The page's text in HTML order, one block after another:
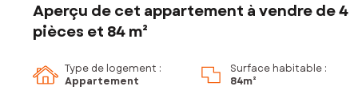
Aperçu de cet appartement à vendre de 4
pièces et 84 m²
Type de logement :
Appartement
Surface habitable :
84m²